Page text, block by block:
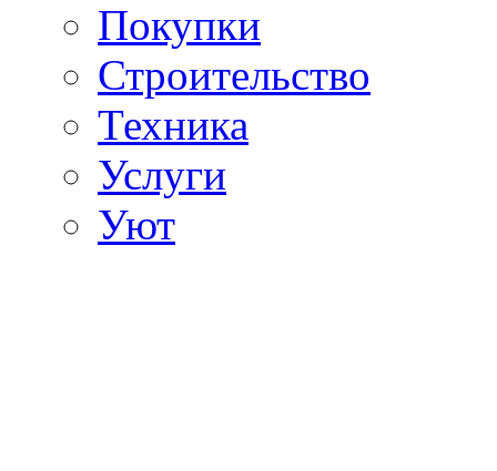
Покупки
Строительство
Техника
Услуги
Уют